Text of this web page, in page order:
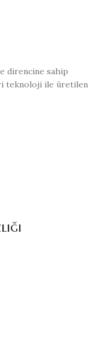
direncine sahip
teknoloji ile üretilen